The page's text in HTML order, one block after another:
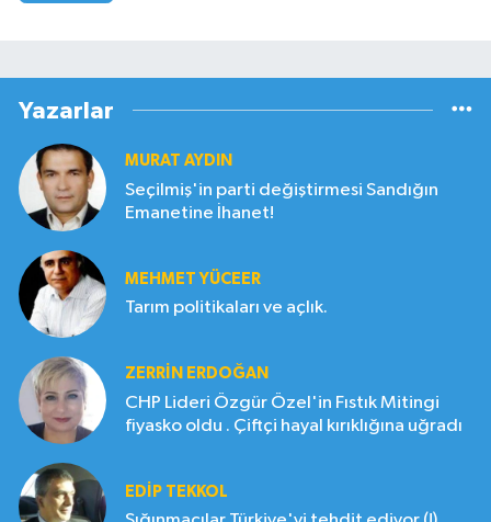
Yazarlar
MURAT AYDIN
Seçilmiş'in parti değiştirmesi Sandığın
Emanetine İhanet!
MEHMET YÜCEER
Tarım politikaları ve açlık.
ZERRIN ERDOĞAN
CHP Lideri Özgür Özel'in Fıstık Mitingi
fiyasko oldu . Çiftçi hayal kırıklığına uğradı
EDIP TEKKOL